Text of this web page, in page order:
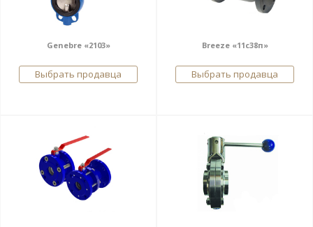
Genebre «2103»
Выбрать продавца
Breeze «11c38п»
Выбрать продавца